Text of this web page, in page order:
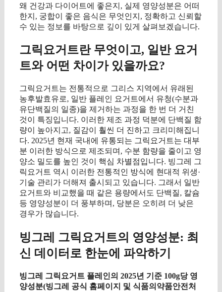
왜 건강과 다이어트에 좋은지, 실제 영양성분은 어떠
한지, 궁합이 좋은 음식은 무엇인지, 정확하고 신뢰할
수 있는 정보를 바탕으로 깊이 있게 살펴보겠습니다.
그릭요거트란 무엇이고, 일반 요거
트와 어떤 차이가 있을까요?
그릭요거트는 전통적으로 그리스 지역에서 유래된
농후발효유로, 일반 플레인 요거트에서 유청(수분과
유단백질의 일종)을 제거하는 과정을 한 번 더 거친
것이 특징입니다. 이러한 제조 과정 덕분에 단백질 함
량이 높아지고, 질감이 훨씬 더 진하고 크리미해집니
다. 2025년 현재 국내에 유통되는 그릭요거트는 대부
분 이러한 방식으로 제조되며, 수분 함량을 줄이고 영
양소 밀도를 높인 것이 핵심 차별점입니다. 빙그레 그
릭요거트 역시 이러한 전통적인 방식에 현대적 위생·
기술 관리가 더해져 출시되고 있습니다. 그래서 일반
요거트와 비교했을 때 같은 용량에서도 단백질, 칼슘
등 영양성분이 더 풍부하며, 당분은 오히려 더 낮은
경우가 많습니다.
빙그레 그릭요거트의 영양성분: 최
신 데이터로 한눈에 파악하기
빙그레 그릭요거트 플레인의 2025년 기준 100g당 영
양성분(빙그레 공식 홈페이지 및 식품의약품안전처